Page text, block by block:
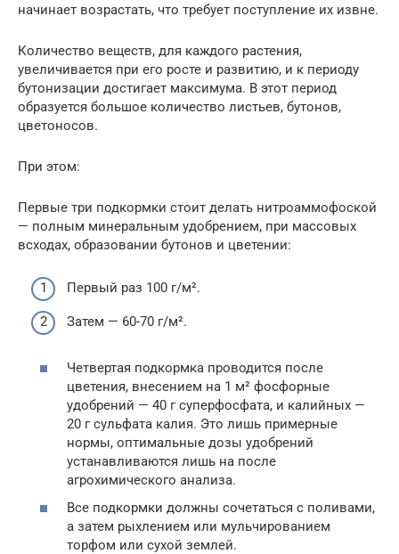
начинает возрастать, что требует поступление их извне.
Количество веществ, для каждого растения,
увеличивается при его росте и развитию, и к периоду
бутонизации достигает максимума. В этот период
образуется большое количество листьев, бутонов,
цветоносов.
При этом:
Первые три подкормки стоит делать нитроаммофоской
— полным минеральным удобрением, при массовых
всходах, образовании бутонов и цветении:
Первый раз 100 г/м².
Затем — 60-70 г/м².
Четвертая подкормка проводится после
цветения, внесением на 1 м² фосфорные
удобрений — 40 г суперфосфата, и калийных —
20 г сульфата калия. Это лишь примерные
нормы, оптимальные дозы удобрений
устанавливаются лишь на после
агрохимического анализа.
Все подкормки должны сочетаться с поливами,
а затем рыхлением или мульчированием
торфом или сухой землей.